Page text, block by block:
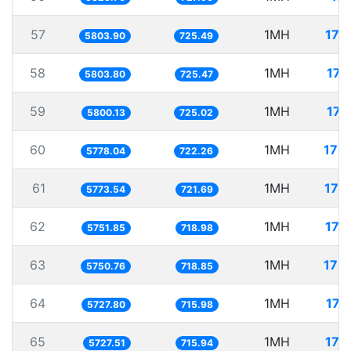
57 5803.90 725.49 1MH
58 5803.80 725.47 1MH
59 5800.13 725.02 1MH
60 5778.04 722.26 1MH
61 5773.54 721.69 1MH
62 5751.85 718.98 1MH
63 5750.76 718.85 1MH
64 5727.80 715.98 1MH
65 5727.51 715.94 1MH